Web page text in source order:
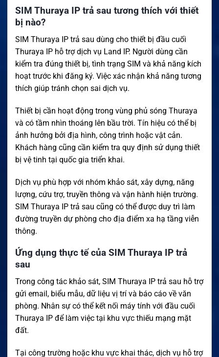
SIM Thuraya IP trả sau tương thích với thiết
bị nào?
SIM Thuraya IP trả sau dùng cho thiết bị đầu cuối
Thuraya IP hỗ trợ dịch vụ Land IP. Người dùng cần
kiểm tra đúng thiết bị, tình trạng SIM và khả năng kích
hoạt trước khi đăng ký. Việc xác nhận khả năng tương
thích giúp tránh chọn sai dịch vụ.
Thiết bị cần hoạt động trong vùng phủ sóng Thuraya
và có tầm nhìn thoáng lên bầu trời. Tín hiệu có thể bị
ảnh hưởng bởi địa hình, công trình hoặc vật cản.
Khách hàng cũng cần kiểm tra quy định sử dụng thiết
bị vệ tinh tại quốc gia triển khai.
Dịch vụ phù hợp với nhóm khảo sát, xây dựng, năng
lượng, cứu trợ, truyền thông và vận hành hiện trường.
SIM Thuraya IP trả sau cũng có thể được duy trì làm
đường truyền dự phòng cho địa điểm xa hạ tầng viễn
thông.
Ứng dụng thực tế của SIM Thuraya IP trả
sau
Trong công tác khảo sát, SIM Thuraya IP trả sau hỗ trợ
gửi email, biểu mẫu, dữ liệu vị trí và báo cáo về văn
phòng. Nhân sự có thể kết nối máy tính với đầu cuối
Thuraya IP để làm việc tại khu vực thiếu mạng mặt
đất.
Tại công trường hoặc khu vực khai thác, dịch vụ hỗ trợ